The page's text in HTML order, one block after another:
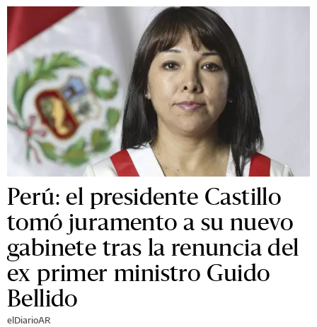
Perú: el presidente Castillo
tomó juramento a su nuevo
gabinete tras la renuncia del
ex primer ministro Guido
Bellido
elDiarioAR